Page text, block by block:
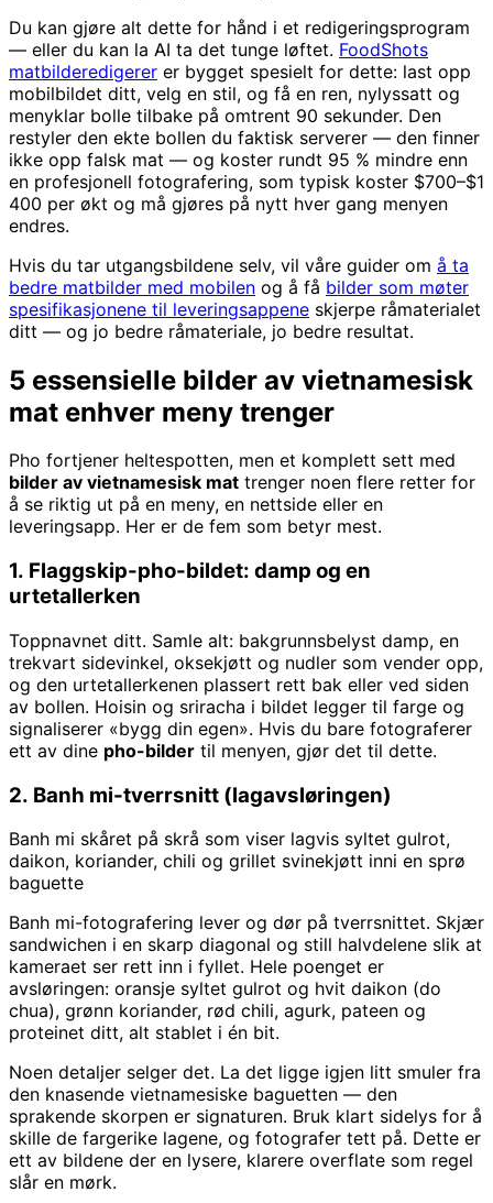
Du kan gjøre alt dette for hånd i et redigeringsprogram
— eller du kan la AI ta det tunge løftet. FoodShots
matbilderedigerer er bygget spesielt for dette: last opp
mobilbildet ditt, velg en stil, og få en ren, nylyssatt og
menyklar bolle tilbake på omtrent 90 sekunder. Den
restyler den ekte bollen du faktisk serverer — den finner
ikke opp falsk mat — og koster rundt 95 % mindre enn
en profesjonell fotografering, som typisk koster $700–$1
400 per økt og må gjøres på nytt hver gang menyen
endres.
Hvis du tar utgangsbildene selv, vil våre guider om å ta
bedre matbilder med mobilen og å få bilder som møter
spesifikasjonene til leveringsappene skjerpe råmaterialet
ditt — og jo bedre råmateriale, jo bedre resultat.
5 essensielle bilder av vietnamesisk
mat enhver meny trenger
Pho fortjener heltespotten, men et komplett sett med
bilder av vietnamesisk mat trenger noen flere retter for
å se riktig ut på en meny, en nettside eller en
leveringsapp. Her er de fem som betyr mest.
1. Flaggskip-pho-bildet: damp og en
urtetallerken
Toppnavnet ditt. Samle alt: bakgrunnsbelyst damp, en
trekvart sidevinkel, oksekjøtt og nudler som vender opp,
og den urtetallerkenen plassert rett bak eller ved siden
av bollen. Hoisin og sriracha i bildet legger til farge og
signaliserer «bygg din egen». Hvis du bare fotograferer
ett av dine pho-bilder til menyen, gjør det til dette.
2. Banh mi-tverrsnitt (lagavsløringen)
Banh mi skåret på skrå som viser lagvis syltet gulrot,
daikon, koriander, chili og grillet svinekjøtt inni en sprø
baguette
Banh mi-fotografering lever og dør på tverrsnittet. Skjær
sandwichen i en skarp diagonal og still halvdelene slik at
kameraet ser rett inn i fyllet. Hele poenget er
avsløringen: oransje syltet gulrot og hvit daikon (do
chua), grønn koriander, rød chili, agurk, pateen og
proteinet ditt, alt stablet i én bit.
Noen detaljer selger det. La det ligge igjen litt smuler fra
den knasende vietnamesiske baguetten — den
sprakende skorpen er signaturen. Bruk klart sidelys for å
skille de fargerike lagene, og fotografer tett på. Dette er
ett av bildene der en lysere, klarere overflate som regel
slår en mørk.